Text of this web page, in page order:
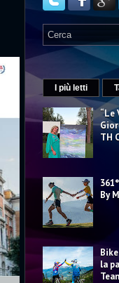
I più letti
“Le
TH
By
la